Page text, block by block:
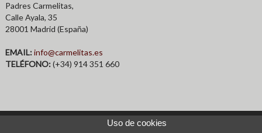
Padres Carmelitas,
Calle Ayala, 35
28001 Madrid (España)
EMAIL:info@carmelitas.es
TELÉFONO:(+34) 914 351 660
© 2026 Provincia Carmelita San Juan de la Cruz |
Uso de cookies